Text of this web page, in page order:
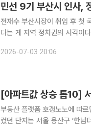
민선 9기 부산시 인사,
전재수 부산시장이 취임 후 첫 국장급 이상 간
다는 게 지역 정치권의 시각이다. 연공서열을 깨고 전임 시장 비서실장을 발탁하는 파격을 동
실·국장급 간부 23명을 전보·
2026-07-03 20:06
[아파트값 상승 톱10]
부동산 플랫폼 호갱노노에 따
컸던 단지는 서울 용산구 ‘한남